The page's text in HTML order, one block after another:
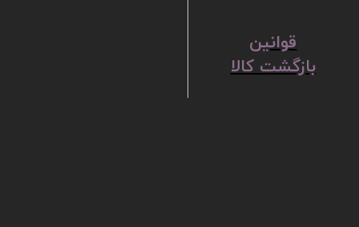
ق​​​​​​​وانین
بازگشت کالا